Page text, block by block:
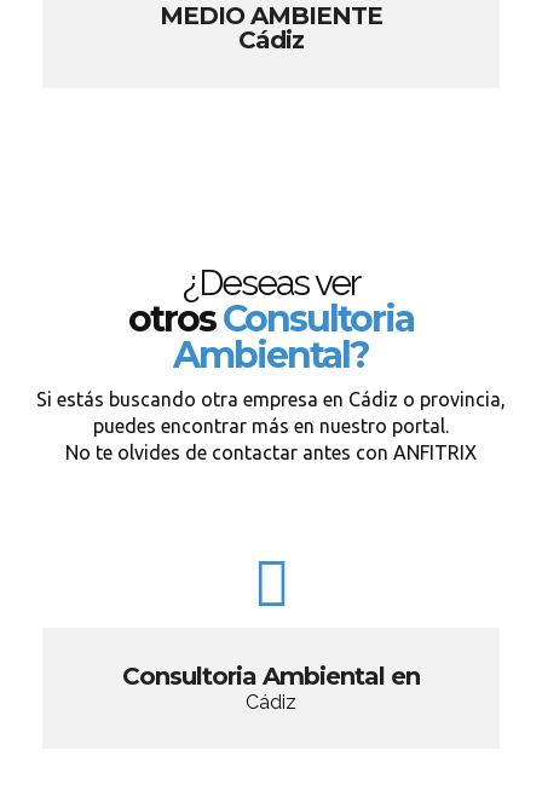
MEDIO AMBIENTE
Cádiz
¿Deseas ver
otrosConsultoria
Ambiental?
Si estás buscando otra empresa en Cádiz o provincia,
puedes encontrar más en nuestro portal.
No te olvides de contactar antes con ANFITRIX
Consultoria Ambiental en
Cádiz